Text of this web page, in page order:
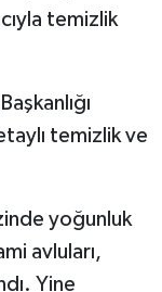
temizlik
temizlik ve
yoğunluk
avluları,
Yine